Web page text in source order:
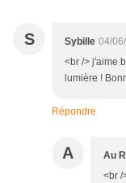
S Sybille 04/
<br /> j'aime
lumière !
Répondre
A Au
<br /